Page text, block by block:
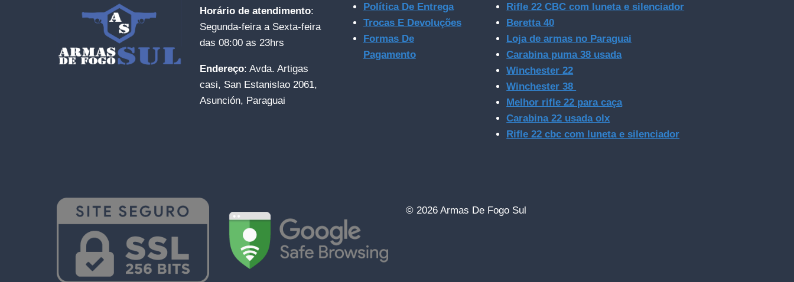
Horário de atendimento:
Segunda-feira a Sexta-feira
das 08:00 as 23hrs
Endereço: Avda. Artigas
casi, San Estanislao 2061,
Asunción, Paraguai
Política De Entrega
Trocas E Devoluções
Formas De
Pagamento
Rifle 22 CBC com luneta e silenciador
Beretta 40
Loja de armas no Paraguai
Carabina puma 38 usada
Winchester 22
Winchester 38
Melhor rifle 22 para caça
Carabina 22 usada olx
Rifle 22 cbc com luneta e silenciador
© 2026 Armas De Fogo Sul